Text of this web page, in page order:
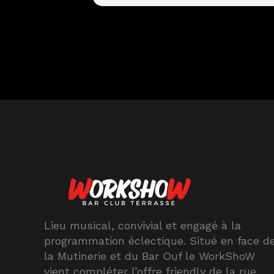
Lieu musical, convivial et engagé à la
programmation éclectique. Situé en face
la Mutinerie et du Bar Ouf le WorkShoW
vient compléter l’offre friendly de la rue